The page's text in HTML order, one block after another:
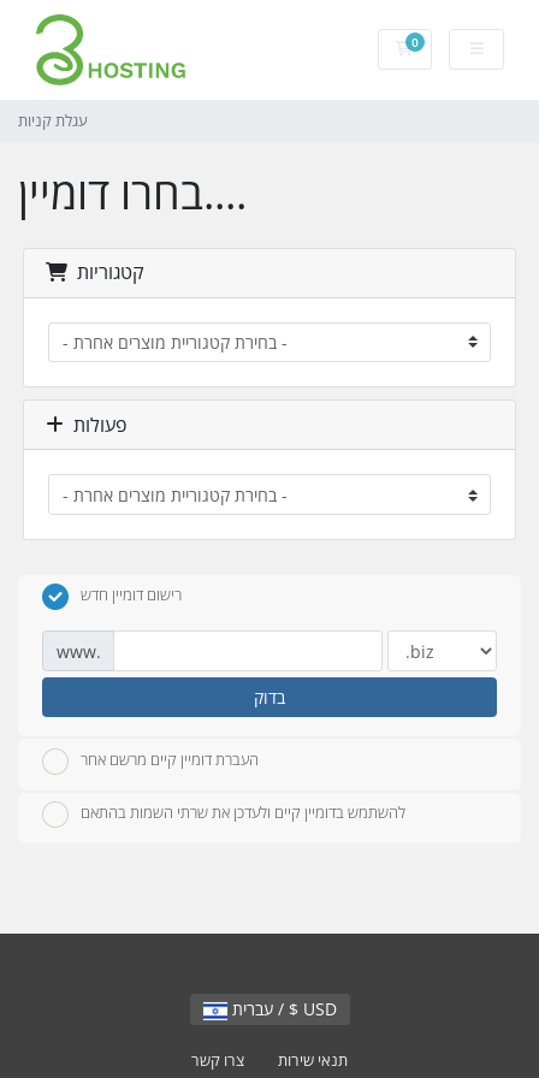
0עגלת קניות
עגלת קניות
בחרו דומיין....
קטגוריות
פעולות
רישום דומיין חדש
www.
בדוק
העברת דומיין קיים מרשם אחר
להשתמש בדומיין קיים ולעדכן את שרתי השמות בהתאם
עברית / $ USD
צרו קשר תנאי שירות